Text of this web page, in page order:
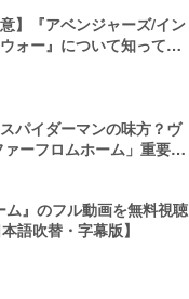
意】『アベンジャーズ/イン
ォー』について知ってお
パイダーマンの味方？ヴ
ァーフロムホーム」重要キ
ム』のフル動画を無料視聴
語吹替・字幕版】